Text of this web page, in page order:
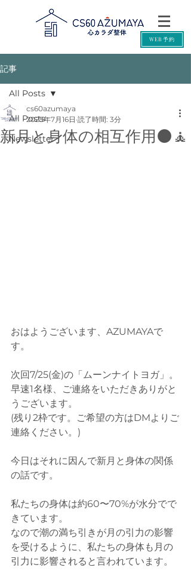
WEB予約
記事
All Posts
Newsletter
All Posts
新月と身体の相互作用🌑🧘
cs60azumaya
2025年7月16日 読了時間: 3分
おはようございます、AZUMAYAで
す。
次回7/25(金)の「ムーンナイトヨガ」。
早速1名様、ご連絡をいただきありがと
うございます。
(残り2枠です。ご希望の方はDMよりご
連絡ください。)
今日はそれに因んで新月と身体の関係
の話です。
私たちの身体は約60〜70%が水分でで
きています。
なので潮の満ち引きが月の引力の影響
を受けるように、私たちの身体も月の
引力に影響されると言われています。